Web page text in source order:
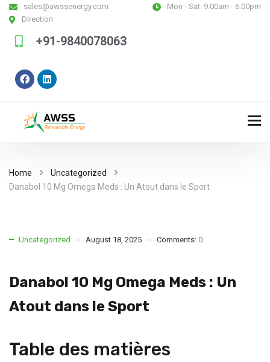
sales@awssenergy.com Mon - Sat: 9.00am - 6.00pm
Direction
+91-9840078063
Home
Uncategorized
Danabol 10 Mg Omega Meds : Un Atout dans le Sport
Uncategorized August 18, 2025 Comments: 0
Danabol 10 Mg Omega Meds : Un
Atout dans le Sport
Table des matières